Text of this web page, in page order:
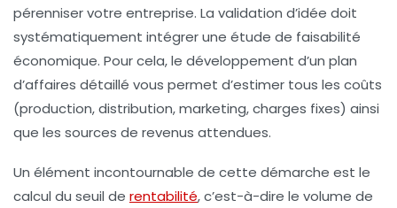
pérenniser votre entreprise. La validation d’idée doit
systématiquement intégrer une étude de faisabilité
économique. Pour cela, le développement d’un plan
d’affaires détaillé vous permet d’estimer tous les coûts
(production, distribution, marketing, charges fixes) ainsi
que les sources de revenus attendues.
Un élément incontournable de cette démarche est le
calcul du seuil de rentabilité, c’est-à-dire le volume de